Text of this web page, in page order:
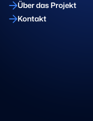
Über das Projekt
Kontakt